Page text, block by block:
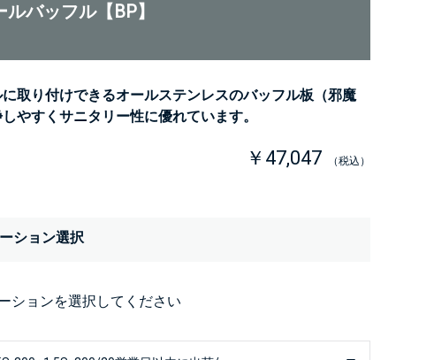
ルバッフル【BP】
取り付けできるオールステンレスのバッフル板（邪魔
やすくサニタリー性に優れています。
￥47,047 （税込）
ション選択
ションを選択してください